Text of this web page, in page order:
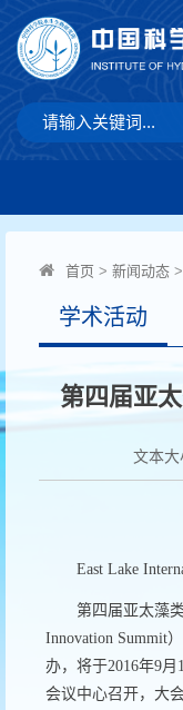
首页 > 新闻动态 >
学术活动
第四届亚
文本
East Lake
第四届亚太藻类
Innovation Summit
办，将于2016年9
会议中心召开，大